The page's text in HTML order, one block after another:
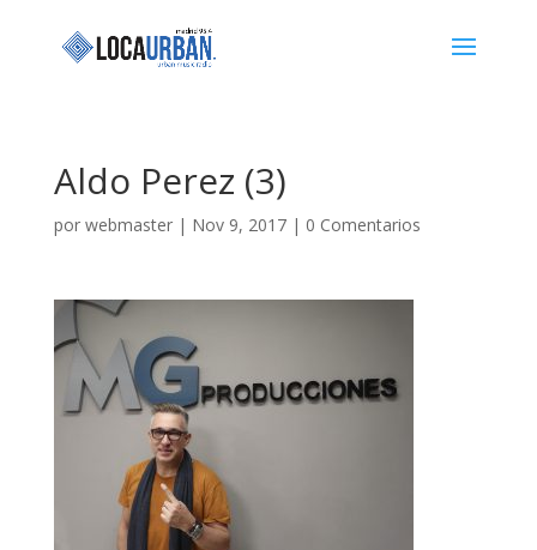
Aldo Perez (3)
por webmaster| Nov 9, 2017| 0 Comentarios